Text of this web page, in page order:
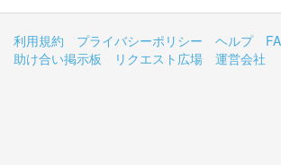
利用規約 プライバシーポリシー ヘルプ
助け合い掲示板
リクエスト広場
運営会社